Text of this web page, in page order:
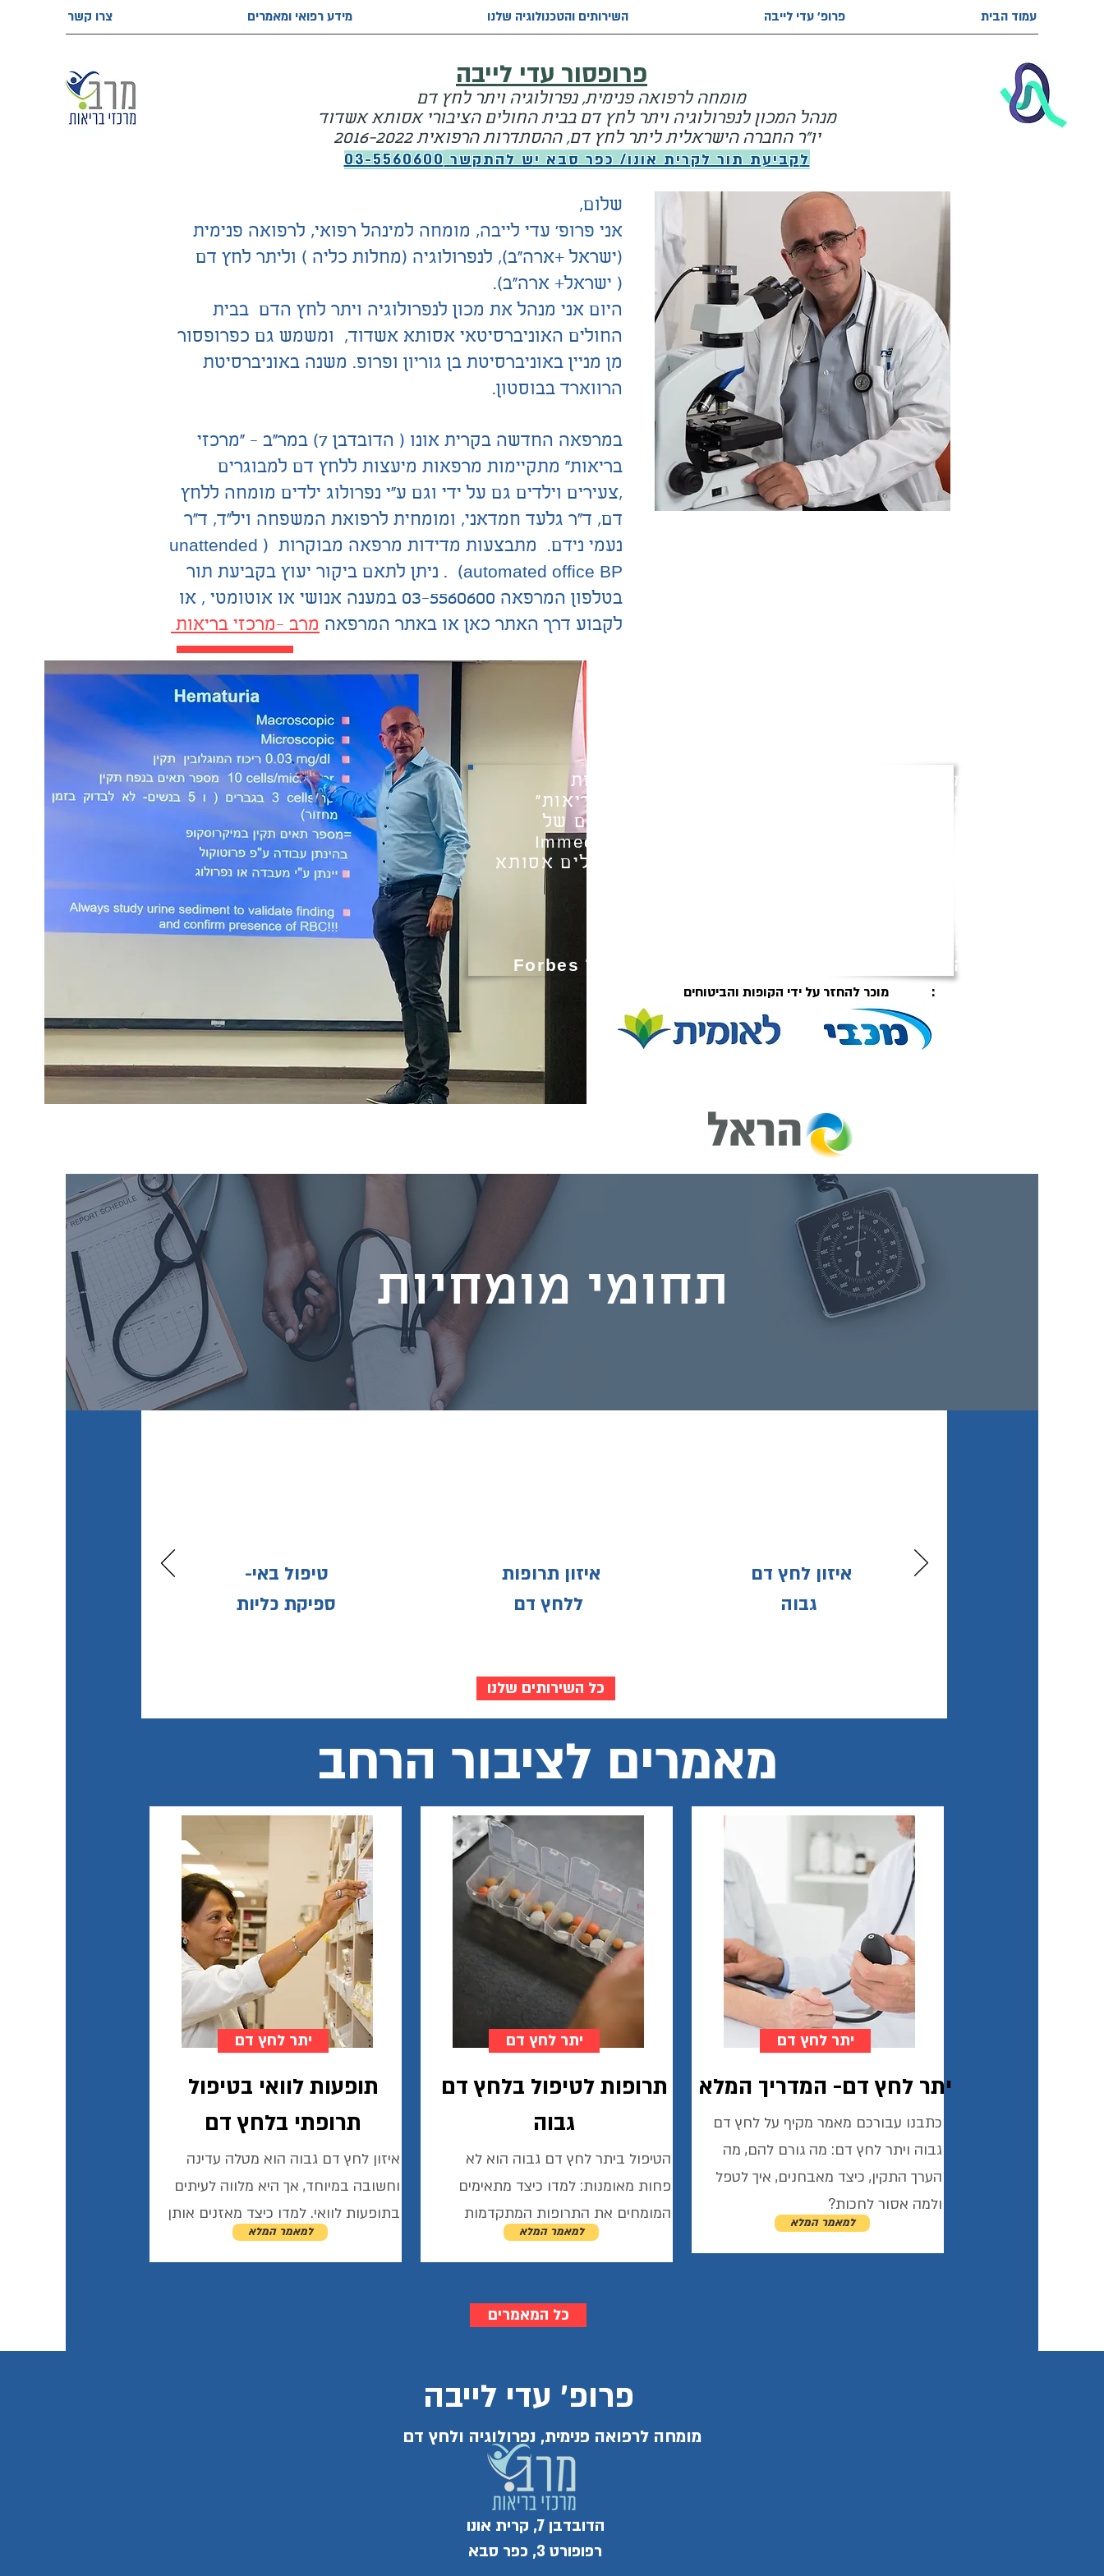
עמוד הבית פרופ' עדי לייבה השירותים והטכנולוגיה שלנו מידע רפואי ומאמרים צרו קשר
פרופסור עדי לייבה
מומחה לרפואה פנימית, נפרולוגיה ויתר לחץ דם
מנהל המכון לנפרולוגיה ויתר לחץ דם בבית החולים הציבורי אסותא אשדוד
יו"ר החברה הישראלית ליתר לחץ דם, ההסתדרות הרפואית 2016-2022
לקביעת תור לקרית אונו/ כפר סבא יש להתקשר03-5560600
שלום,
אני פרופ' עדי לייבה, מומחה למינהל רפואי, לרפואה פנימית
(ישראל +ארה"ב), לנפרולוגיה (מחלות כליה ) וליתר לחץ דם
( ישראל+ ארה"ב).
היום אני מנהל את מכון לנפרולוגיה ויתר לחץ הדם בבית
החולים האוניברסיטאי אסותא אשדוד, ומשמש גם כפרופסור
מן מניין באוניברסיטת בן גוריון ופרופ. משנה באוניברסיטת
הרווארד בבוסטון.
במרפאה החדשה בקרית אונו ( הדובדבן 7) במר"ב - "מרכזי
בריאות" מתקיימות מרפאות מיעצות ללחץ דם למבוגרים
,צעירים וילדים גם על ידי וגם ע"י נפרולוג ילדים מומחה ללחץ
דם, ד"ר גלעד חמדאני, ומומחית לרפואת המשפחה ויל"ד, ד"ר
נעמי נידם. מתבצעות מדידות מרפאה מבוקרות ( unattended
automated office BP) . ניתן לתאם ביקור יעוץ בקביעת תור
בטלפון המרפאה 03-5560600 במענה אנושי או אוטומטי , או
לקבוע דרך האתר כאן או באתר המרפאה מרב -מרכזי בריאות
קראו עוד
מומחה למחלות כליה, לחץ דם ומחלות פנימיות
מנהל תחום נפרולוגיה ויל"ד, "מכבי שירותי בריאות"
יו"ר (2016-2022)- החברה הישראלית ללחץ דם של
מנהל המכון לנפרולוגיה וללחץ דם בבית החולים אסותא
הרופאים הטובים בישראל- 2018-2024: מגזין Forbes
מוכר להחזר על ידי הקופות והביטוחים :
תחומי מומחיות
-טיפול באי
ספיקת כליות
איזון תרופות
איזון לחץ דם
גבוה
כל השירותים שלנו
מאמרים לציבור הרחב
יתר לחץ דם
תופעות לוואי בטיפול
תרופתי בלחץ דם
איזון לחץ דם גבוה הוא מטלה עדינה
וחשובה במיוחד, אך היא מלווה לעיתים
בתופעות לוואי. למדו כיצד מאזנים אותן
למאמר המלא
יתר לחץ דם
תרופות לטיפול בלחץ דם
גבוה
הטיפול ביתר לחץ דם גבוה הוא לא
פחות מאומנות: למדו כיצד מתאימים
המומחים את התרופות המתקדמות
למאמר המלא
יתר לחץ דם
יתר לחץ דם- המדריך המלא
כתבנו עבורכם מאמר מקיף על לחץ דם
גבוה ויתר לחץ דם: מה גורם להם, מה
הערך התקין, כיצד מאבחנים, איך לטפל
ולמה אסור לחכות?
למאמר המלא
כל המאמרים
פרופ' עדי לייבה
מומחה לרפואה פנימית, נפרולוגיה ולחץ דם
הדובדבן 7, קרית אונו
רפופורט 3, כפר סבא